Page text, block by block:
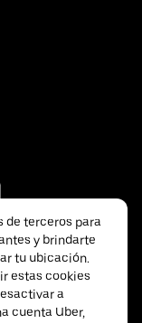
de terceros para
y brindarte
tu ubicación.
estas cookies
a
cuenta Uber,